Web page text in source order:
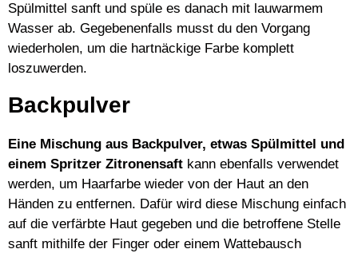
Spülmittel sanft und spüle es danach mit lauwarmem
Wasser ab. Gegebenenfalls musst du den Vorgang
wiederholen, um die hartnäckige Farbe komplett
loszuwerden.
Backpulver
Eine Mischung aus Backpulver, etwas Spülmittel und
einem Spritzer Zitronensaft kann ebenfalls verwendet
werden, um Haarfarbe wieder von der Haut an den
Händen zu entfernen. Dafür wird diese Mischung einfach
auf die verfärbte Haut gegeben und die betroffene Stelle
sanft mithilfe der Finger oder einem Wattebausch